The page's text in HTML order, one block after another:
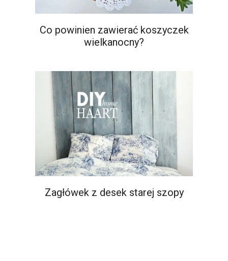
Co powinien zawierać koszyczek
wielkanocny?
Zagłówek z desek starej szopy